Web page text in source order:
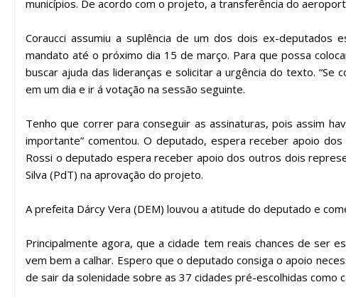
municípios. De acordo com o projeto, a transferência do
Coraucci assumiu a suplência de um dos dois ex-deputados
mandato até o próximo dia 15 de março. Para que possa
buscar ajuda das lideranças e solicitar a urgência do texto. “Se
em um dia e ir á votação na sessão seguinte.
Tenho que correr para conseguir as assinaturas, pois assim
importante” comentou. O deputado, espera receber apoio
Rossi o deputado espera receber apoio dos outros dois
Silva (PdT) na aprovação do projeto.
A prefeita Dárcy Vera (DEM) louvou a atitude do deputado e
Principalmente agora, que a cidade tem reais chances de ser
vem bem a calhar. Espero que o deputado consiga o apoio
de sair da solenidade sobre as 37 cidades pré-escolhidas como